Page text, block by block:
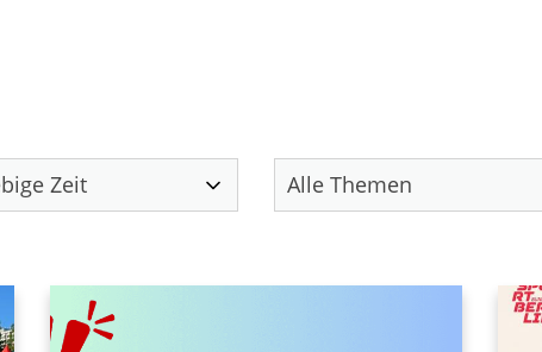
Öffnungszeiten
Das sind wir
News